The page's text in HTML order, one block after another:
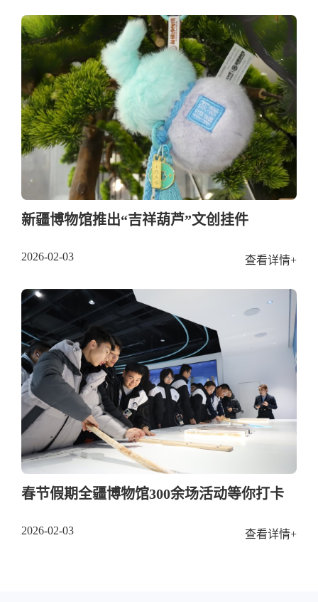
新疆博物馆推出“吉祥葫芦”文创挂件
2026-02-03 查看详情+
春节假期全疆博物馆300余场活动等你打卡
2026-02-03 查看详情+